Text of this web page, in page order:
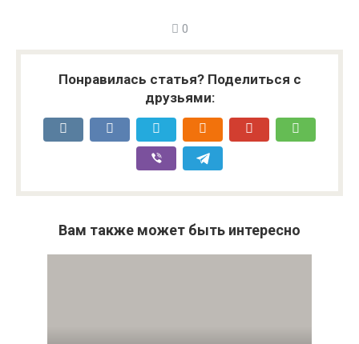
0
Понравилась статья? Поделиться с
друзьями:
Вам также может быть интересно